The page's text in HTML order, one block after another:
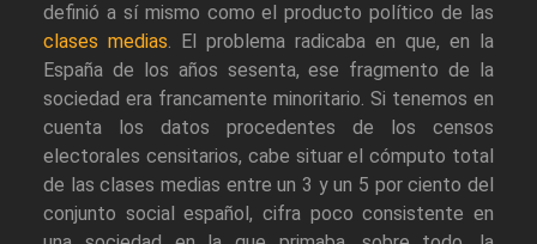
definió a sí mismo como el producto político de las
clases medias. El problema radicaba en que, en la
España de los años sesenta, ese fragmento de la
sociedad era francamente minoritario. Si tenemos en
cuenta los datos procedentes de los censos
electorales censitarios, cabe situar el cómputo total
de las clases medias entre un 3 y un 5 por ciento del
conjunto social español, cifra poco consistente en